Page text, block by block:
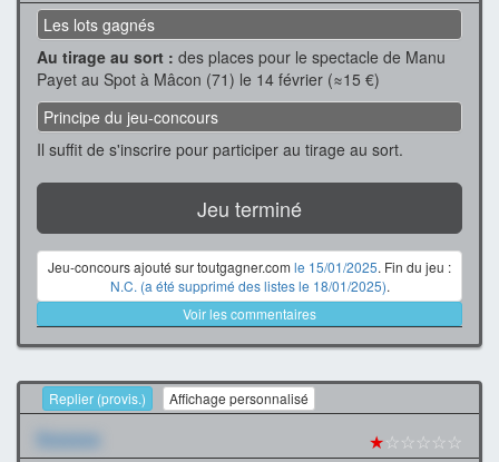
Les lots gagnés
Au tirage au sort : des places pour le spectacle de Manu
Payet au Spot à Mâcon (71) le 14 février (≈15 €)
Principe du jeu-concours
Il suffit de s'inscrire pour participer au tirage au sort.
Jeu terminé
Jeu-concours ajouté sur toutgagner.com le 15/01/2025. Fin du jeu :
N.C. (a été supprimé des listes le 18/01/2025).
Voir les commentaires
Replier (provis.) Affichage personnalisé
Xxxxxxx ★☆☆☆☆☆